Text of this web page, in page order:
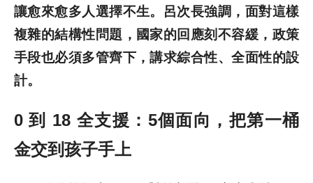
讓愈來愈多人選擇不生。呂次長強調，面對這樣
複雜的結構性問題，國家的回應刻不容緩，政策
手段也必須多管齊下，講求綜合性、全面性的設
計。
0 到 18 全支援：5個面向，把第一桶
金交到孩子手上